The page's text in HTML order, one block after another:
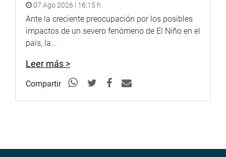
07 Ago 2026 | 16:15 h
Ante la creciente preocupación por los posibles
impactos de un severo fenómeno de El Niño en el
país, la...
Leer más >
Compartir